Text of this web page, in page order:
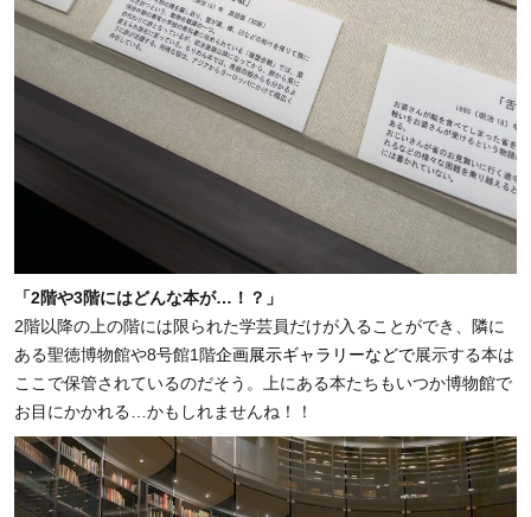
「2階や3階にはどんな本が…！？」
2階以降の上の階には限られた学芸員だけが入ることができ、隣に
ある聖徳博物館や8号館1階企画展示ギャラリーなどで展示する本は
ここで保管されているのだそう。上にある本たちもいつか博物館で
お目にかかれる…かもしれませんね！！